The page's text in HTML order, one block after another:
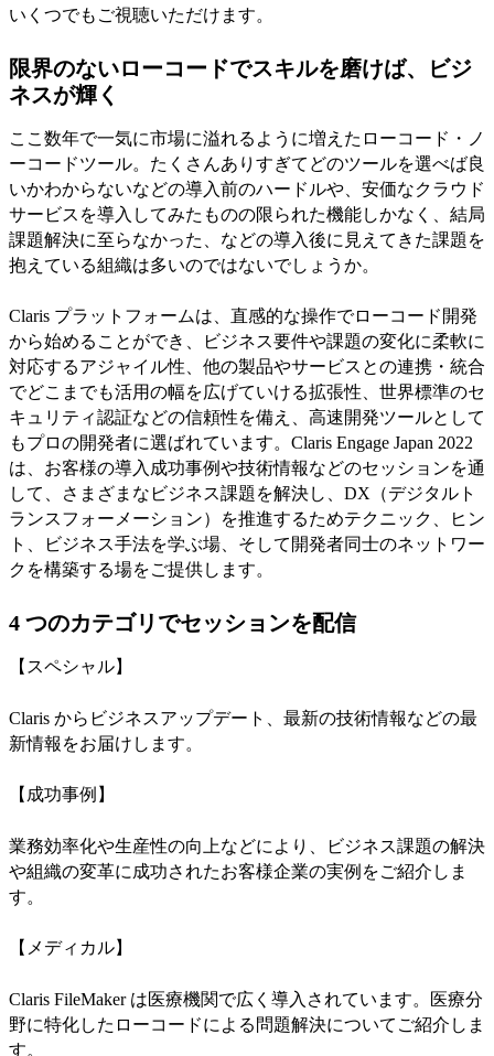
いくつでもご視聴いただけます。
限界のないローコードでスキルを磨けば、ビジ
ネスが輝く
ここ数年で一気に市場に溢れるように増えたローコード・ノ
ーコードツール。たくさんありすぎてどのツールを選べば良
いかわからないなどの導入前のハードルや、安価なクラウド
サービスを導入してみたものの限られた機能しかなく、結局
課題解決に至らなかった、などの導入後に見えてきた課題を
抱えている組織は多いのではないでしょうか。
Claris プラットフォームは、直感的な操作でローコード開発
から始めることができ、ビジネス要件や課題の変化に柔軟に
対応するアジャイル性、他の製品やサービスとの連携・統合
でどこまでも活用の幅を広げていける拡張性、世界標準のセ
キュリティ認証などの信頼性を備え、高速開発ツールとして
もプロの開発者に選ばれています。Claris Engage Japan 2022
は、お客様の導入成功事例や技術情報などのセッションを通
して、さまざまなビジネス課題を解決し、DX（デジタルト
ランスフォーメーション）を推進するためテクニック、ヒン
ト、ビジネス手法を学ぶ場、そして開発者同士のネットワー
クを構築する場をご提供します。
4 つのカテゴリでセッションを配信
【スペシャル】
Claris からビジネスアップデート、最新の技術情報などの最
新情報をお届けします。
【成功事例】
業務効率化や生産性の向上などにより、ビジネス課題の解決
や組織の変革に成功されたお客様企業の実例をご紹介しま
す。
【メディカル】
Claris FileMaker は医療機関で広く導入されています。医療分
野に特化したローコードによる問題解決についてご紹介しま
す。